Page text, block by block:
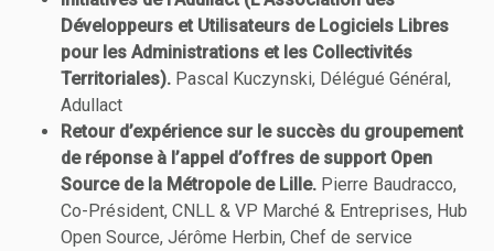
Développeurs et Utilisateurs de Logiciels Libres
pour les Administrations et les Collectivités
Territoriales). Pascal Kuczynski, Délégué Général,
Adullact
Retour d’expérience sur le succès du groupement
de réponse à l’appel d’offres de support Open
Source de la Métropole de Lille. Pierre Baudracco,
Co-Président, CNLL & VP Marché & Entreprises, Hub
Open Source, Jérôme Herbin, Chef de service